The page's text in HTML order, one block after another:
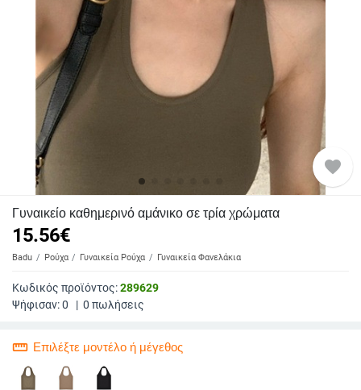
favorite
Γυναικείο καθημερινό αμάνικο σε τρία χρώματα
15.56€
Badu Ρούχα Γυναικεία Ρούχα Γυναικεία Φανελάκια
Κωδικός προϊόντος:289629
Ψήφισαν:0 | 0 πωλήσεις
straighten Επιλέξτε μοντέλο ή μέγεθος